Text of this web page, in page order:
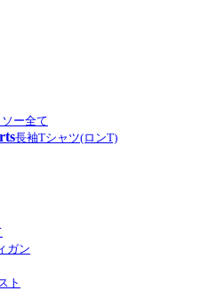
ー全て
長袖Tシャツ(ロンT)
ガン
ト